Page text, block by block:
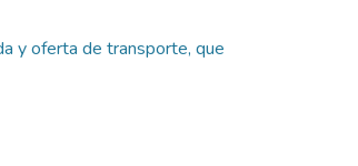
y oferta de transporte, que